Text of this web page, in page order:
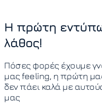
Η πρώτη
λάθος!
Πόσες φορές έχουμε
μας feeling, η πρώτη
δεν πάει καλά με
μας